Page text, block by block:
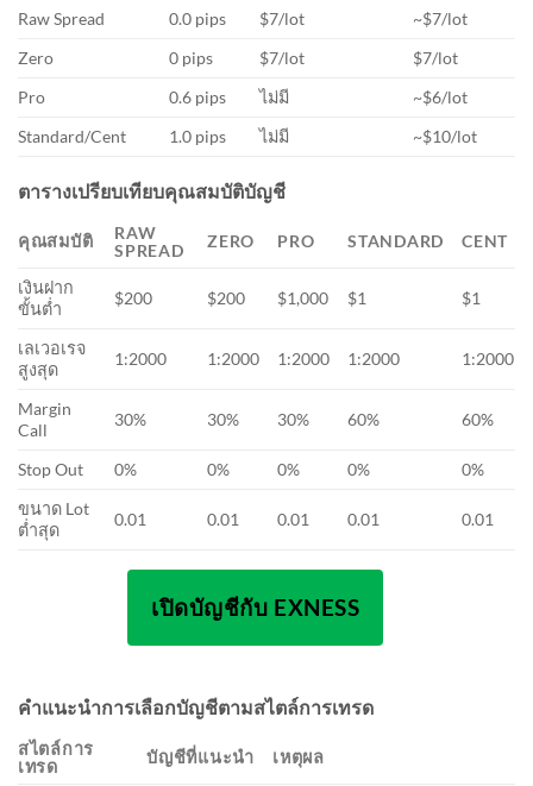
Raw Spread
0.0 pips $7/lot
~$7/lot
Zero
0 pips $7/lot
$7/lot
Pro
0.6 pips ไม่มี
~$6/lot
Standard/Cent
1.0 pips ไม่มี ~$10/lot
ตารางเปรียบเทียบคุณสมบัติบัญชี
คุณสมบัติ
RAW
SPREAD
ZERO PRO STANDARD CENT
เงินฝาก
ขั้นต่ำ
$200 $200 $1,000 $1 $1
เลเวอเรจ
สูงสุด
1:2000 1:2000 1:2000 1:2000 1:2000
Margin
Call
30% 30% 30% 60% 60%
Stop Out 0% 0% 0% 0%
0%
ขนาด Lot
ต่ำสุด
0.01 0.01 0.01 0.01 0.01
เปิดบัญชีกับ EXNESS
คำแนะนำการเลือกบัญชีตามสไตล์การเทรด
สไตล์การ
เทรด
บัญชีที่แนะนำ เหตุผล